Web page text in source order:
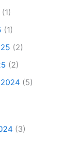
(1)
(1)
(2)
(2)
(5)
(3)